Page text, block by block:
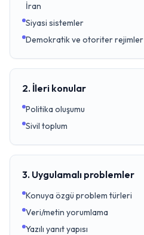
İran
Siyasi sistemler
Demokratik ve otoriter rejimler
2. İleri konular
Politika oluşumu
Sivil toplum
3. Uygulamalı problemler
Konuya özgü problem türleri
Veri/metin yorumlama
Yazılı yanıt yapısı